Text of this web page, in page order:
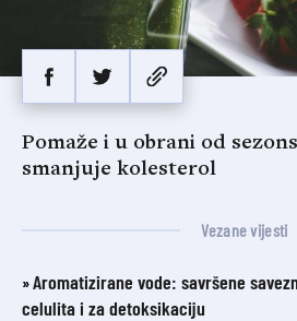
Pomaže i u obrani od
smanjuje kolesterol
Vezane vijesti
Aromatizirane vode: savršene
celulita i za detoksikaciju